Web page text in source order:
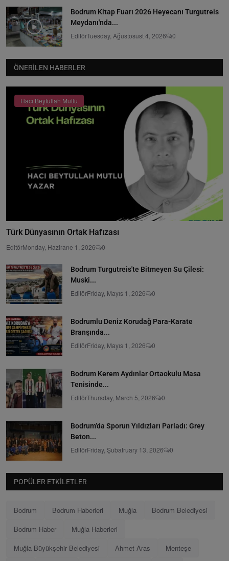
Bodrum Kitap Fuarı 2026 Heyecanı Turgutreis
Meydanı'nda...
EditörTuesday, Ağustosust 4, 2026 0
ÖNERILEN HABERLER
Hacı Beytullah Mutlu
Türk Dünyasının Ortak Hafızası
EditörMonday, Hazirane 1, 2026 0
Bodrum Turgutreis'te Bitmeyen Su Çilesi:
Muski...
EditörFriday, Mayıs 1, 2026 0
Bodrumlu Deniz Korudağ Para-Karate
Branşında...
EditörFriday, Mayıs 1, 2026 0
Bodrum Kerem Aydınlar Ortaokulu Masa
Tenisinde...
EditörThursday, March 5, 2026 0
Bodrum’da Sporun Yıldızları Parladı: Grey
Beton...
EditörFriday, Şubatruary 13, 2026 0
POPÜLER ETKILETLER
Bodrum Bodrum Haberleri Muğla
Bodrum Belediyesi
Bodrum Haber
Muğla Haberleri
Muğla Büyükşehir Belediyesi
Ahmet Aras
Menteşe